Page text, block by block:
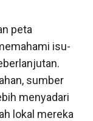
peta
isu-
sumber
menyadari
lokal mereka